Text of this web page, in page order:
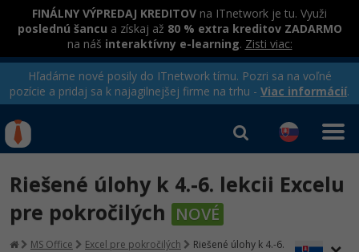
FINÁLNY VÝPREDAJ KREDITOV na ITnetwork je tu. Využi
poslednú šancu a získaj až 80 % extra kreditov ZADARMO
na náš interaktívny e-learning. Zisti viac:
Hľadáme nové posily do ITnetwork tímu. Pozri sa na voľné
pozície a pridaj sa k najagilnejšej firme na trhu - Viac informácií.
Rekvalifikačné kurzy
hradené úradom práce
Kurzy programovania
Prihlásiť sa|Registrovať
Riešené úlohy k 4.-6. lekcii Excelu
pre pokročilých NOVÉ
MS Office Excel pre pokročilých
Riešené úlohy k 4.-6.